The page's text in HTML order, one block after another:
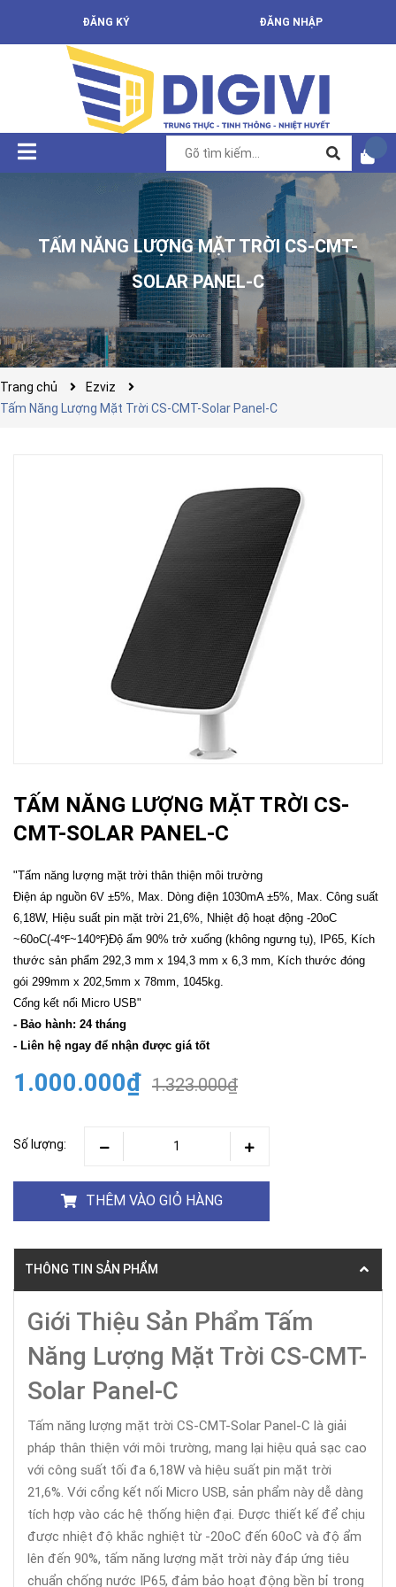
ĐĂNG KÝ ĐĂNG NHẬP
TẤM NĂNG LƯỢNG MẶT TRỜI CS-CMT-
SOLAR PANEL-C
Trang chủ
Ezviz
Tấm Năng Lượng Mặt Trời CS-CMT-Solar Panel-C
TẤM NĂNG LƯỢNG MẶT TRỜI CS-
CMT-SOLAR PANEL-C
"Tấm năng lượng mặt trời thân thiện môi trường
Điện áp nguồn 6V ±5%, Max. Dòng điện 1030mA ±5%, Max. Công suất
6,18W, Hiệu suất pin mặt trời 21,6%, Nhiệt độ hoạt động -20oC
~60oC(-4℉~140℉)Độ ẩm 90% trở xuống (không ngưng tụ), IP65, Kích
thước sản phẩm 292,3 mm x 194,3 mm x 6,3 mm, Kích thước đóng
gói 299mm x 202,5mm x 78mm, 1045kg.
Cổng kết nối Micro USB"
- Bảo hành: 24 tháng
- Liên hệ ngay để nhận được giá tốt
1.000.000₫ 1.323.000₫
Số lượng:
THÊM VÀO GIỎ HÀNG
THÔNG TIN SẢN PHẨM
Giới Thiệu Sản Phẩm Tấm
Năng Lượng Mặt Trời CS-CMT-
Solar Panel-C
Tấm năng lượng mặt trời CS-CMT-Solar Panel-C là giải
pháp thân thiện với môi trường, mang lại hiệu quả sạc cao
với công suất tối đa 6,18W và hiệu suất pin mặt trời
21,6%. Với cổng kết nối Micro USB, sản phẩm này dễ dàng
tích hợp vào các hệ thống hiện đại. Được thiết kế để chịu
được nhiệt độ khắc nghiệt từ -20oC đến 60oC và độ ẩm
lên đến 90%, tấm năng lượng mặt trời này đáp ứng tiêu
chuẩn chống nước IP65, đảm bảo hoạt động bền bỉ trong